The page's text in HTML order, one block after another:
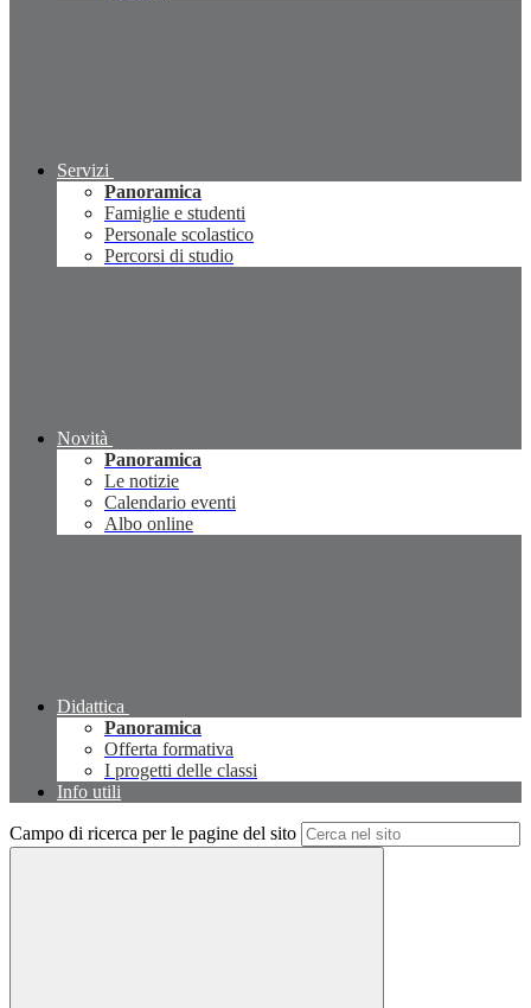
Servizi
Panoramica
Famiglie e studenti
Personale scolastico
Percorsi di studio
Novità
Panoramica
Le notizie
Calendario eventi
Albo online
Didattica
Panoramica
Offerta formativa
I progetti delle classi
Info utili
Campo di ricerca per le pagine del sito